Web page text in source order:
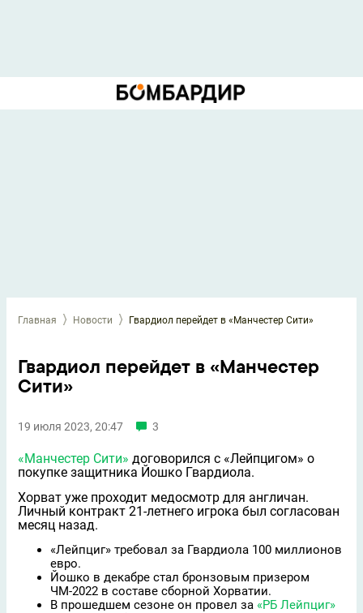
Главная Новости Гвардиол перейдет в «Манчестер Сити»
Гвардиол перейдет в «Манчестер
Сити»
19 июля 2023, 20:47 3
«Манчестер Сити» договорился с «Лейпцигом» о
покупке защитника Йошко Гвардиола.
Хорват уже проходит медосмотр для англичан.
Личный контракт 21-летнего игрока был согласован
месяц назад.
«Лейпциг» требовал за Гвардиола 100 миллионов
евро.
Йошко в декабре стал бронзовым призером
ЧМ-2022 в составе сборной Хорватии.
В прошедшем сезоне он провел за «РБ Лейпциг»